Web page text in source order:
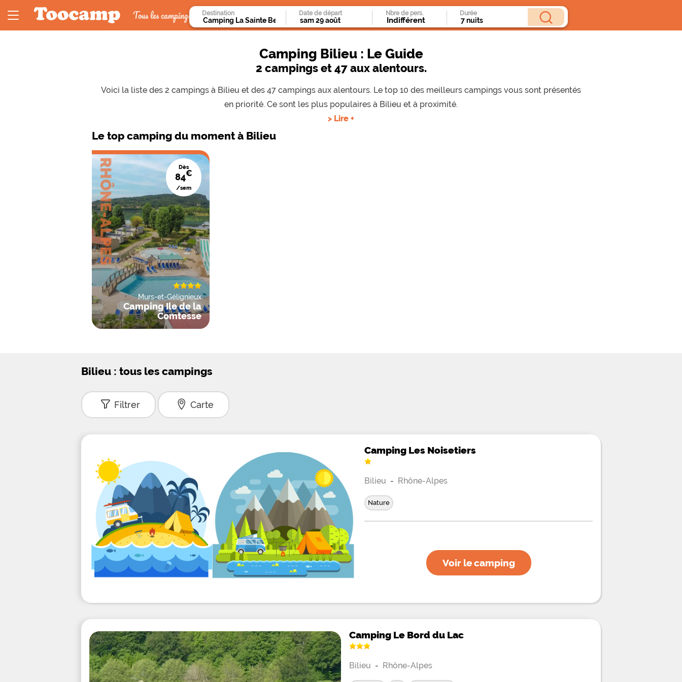
Tous les campings Destination Date de départ Durée
Nbre de pers.
Camping Bilieu : Le Guide
2 campings et 47 aux alentours.
Voici la liste des 2 campings à Bilieu et des 47 campings aux alentours. Le top 10 des meilleurs campings vous sont présentés
en priorité. Ce sont les plus populaires à Bilieu et à proximité.
> Lire +
Le top camping du moment à Bilieu
RHÔNE-ALPES Dès
84€
/sem
Murs-et-Gélignieux
Camping Ile de la
Comtesse
Bilieu : tous les campings
Filtrer Carte
Camping Les Noisetiers
Bilieu - Rhône-Alpes
Nature
Voir le camping
Camping Le Bord du Lac
Bilieu - Rhône-Alpes